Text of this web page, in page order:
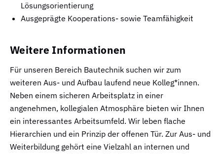
Lösungsorientierung
Ausgeprägte Kooperations- sowie Teamfähigkeit
Weitere Informationen
Für unseren Bereich Bautechnik suchen wir zum
weiteren Aus- und Aufbau laufend neue Kolleg*innen.
Neben einem sicheren Arbeitsplatz in einer
angenehmen, kollegialen Atmosphäre bieten wir Ihnen
ein interessantes Arbeitsumfeld. Wir leben flache
Hierarchien und ein Prinzip der offenen Tür. Zur Aus- und
Weiterbildung gehört eine Vielzahl an internen und